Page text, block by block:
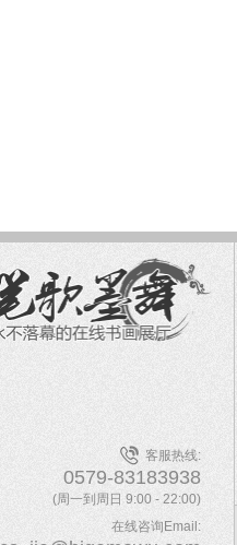
客服热线:
0579-83183938
(周一到周日 9:00 - 22:00)
在线咨询Email: